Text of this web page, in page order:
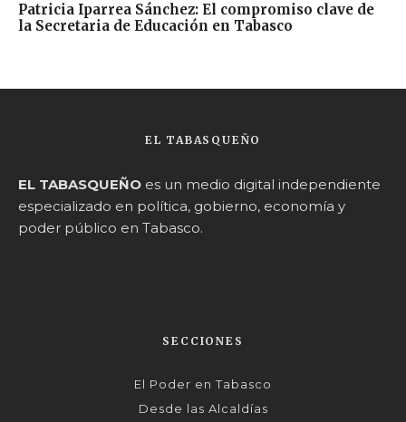
Patricia Iparrea Sánchez: El compromiso clave de
la Secretaria de Educación en Tabasco
EL TABASQUEÑO
EL TABASQUEÑO es un medio digital independiente
especializado en política, gobierno, economía y
poder público en Tabasco.
SECCIONES
El Poder en Tabasco
Desde las Alcaldías